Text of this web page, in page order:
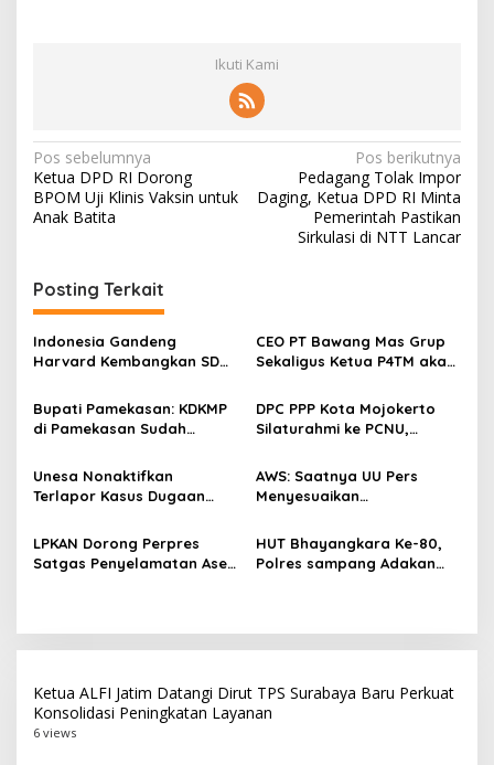
a
g
a
B
Ikuti Kami
N
a
v
g
a
s
i
p
o
s
Pos sebelumnya
Ketua DPD RI Dorong
BPOM Uji Klinis Vaksin untuk
Anak Batita
Pos berikutnya
Pedagang Tolak Impor
Daging, Ketua DPD RI Minta
Pemerintah Pastikan
Sirkulasi di NTT Lancar
Posting Terkait
Indonesia Gandeng
Harvard Kembangkan SDM
Dunia
CEO PT Bawang Mas Grup
Sekaligus Ketua P4TM akan
Tembakau di Madura
Bupati Pamekasan: KDKMP
di Pamekasan Sudah
Selesai Akhir Juli 2026
DPC PPP Kota Mojokerto
Silaturahmi ke PCNU,
Masyarakat
Unesa Nonaktifkan
Terlapor Kasus Dugaan
Kegiatan Kampus demi
Kelancaran Penanganan
AWS: Saatnya UU Pers
Menyesuaikan
Digital dan AI
LPKAN Dorong Perpres
Satgas Penyelamatan Aset
HUT Bhayangkara Ke-80,
Polres sampang Adakan
Ketua ALFI Jatim Datangi Dirut TPS Surabaya Baru Perkuat
Konsolidasi Peningkatan Layanan
6 views